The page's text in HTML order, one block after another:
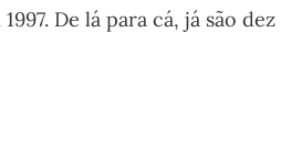
De lá para cá, já são dez